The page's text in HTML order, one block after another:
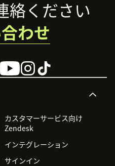
カスタマーサービス向け
Zendesk
インテグレーション
サインイン
絡ください
わせ